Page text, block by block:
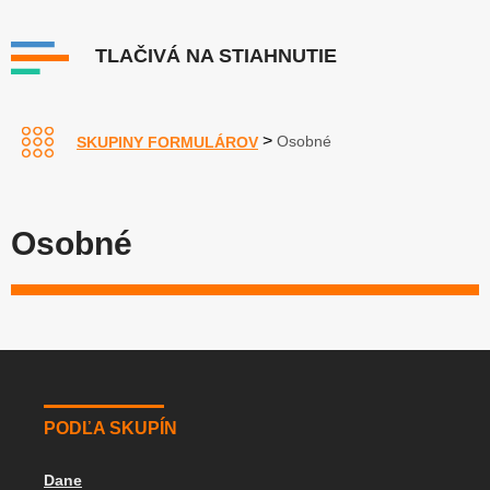
TLAČIVÁ NA STIAHNUTIE
SKUPINY FORMULÁROV > Osobné
Osobné
PODĽA SKUPÍN
Dane